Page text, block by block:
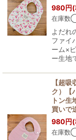
980円
在庫
よだれ
ファイ
ーム×
ー生地
【超
ク）【
トン生
買いで
980円
在庫